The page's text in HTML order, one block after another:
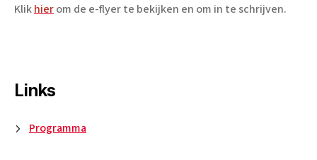
Klikhierom de e-flyer te bekijken en om in te schrijven.
Links
Programma